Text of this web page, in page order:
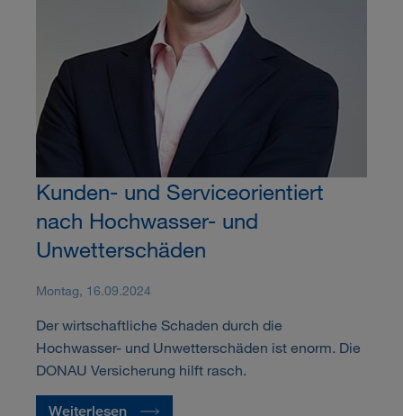
Kunden- und Serviceorientiert
nach Hochwasser- und
Unwetterschäden
Montag, 16.09.2024
Der wirtschaftliche Schaden durch die
Hochwasser- und Unwetterschäden ist enorm. Die
DONAU Versicherung hilft rasch.
Weiterlesen